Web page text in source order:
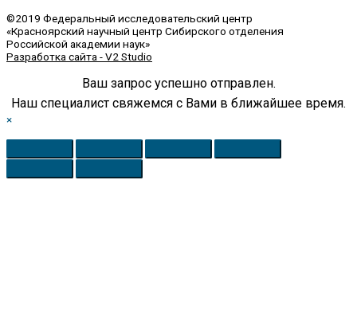
©2019 Федеральный исследовательский центр
«Красноярский научный центр Сибирского отделения
Российской академии наук»
Разработка сайта - V2 Studio
Ваш запрос успешно отправлен.
Наш специалист свяжемся с Вами в ближайшее время.
×